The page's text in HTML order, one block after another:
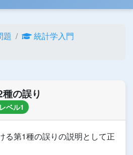
題
統計学入門
の誤り
ベル1
る第1種の誤りの説明として正